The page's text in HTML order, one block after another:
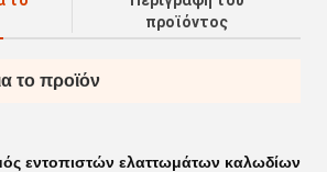
προϊόντος
το προϊόν
εντοπιστών ελαττωμάτων καλωδίων